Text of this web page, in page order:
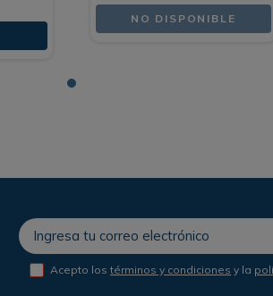
NO DISPONIBLE
Acepto lostérminos y condiciones y la